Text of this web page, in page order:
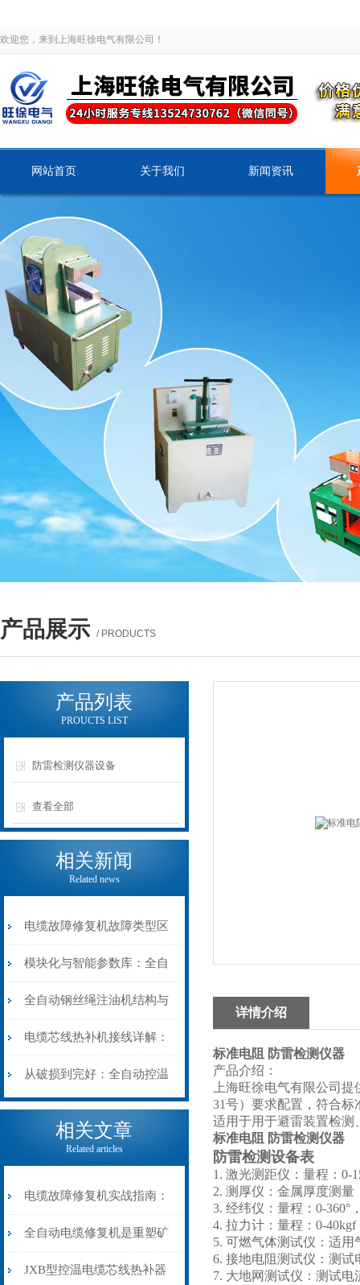
欢迎您，来到上海旺徐电气有限公司！
网站首页 关于我们 新闻资讯
产品展示 / PRODUCTS
产品列表
PROUCTS LIST
防雷检测仪器设备
查看全部
相关新闻
Related news
电缆故障修复机故障类型区
分指南：从“绝缘电
阻”到“波形特征”的精准诊
断逻辑
模块化与智能参数库：全自
动电缆修复机的快速换型逻
辑
全自动钢丝绳注油机结构与
工作原理：揭秘高效润滑的
机械密码
电缆芯线热补机接线详解：
从入门到精通
从破损到完好：全自动控温
电缆热补机的核心价值
相关文章
Related articles
电缆故障修复机实战指南：
从“盲测”到“精确定点”的三
步作业法
全自动电缆修复机是重塑矿
山电力动脉的“智能外科医
JXB型控温电缆芯线热补器
详情介绍
标准电阻 防雷检测仪器
产品介绍：
上海旺徐电气有限公司提
31号）要求配置，符合
适用于用于避雷装置检测
标准电阻 防雷检测仪器
防雷检测设备表
1. 激光测距仪：量程：0-
2. 测厚仪：金属厚度测
3. 经纬仪：量程：0-360°
4. 拉力计：量程：0-40kgf
5. 可燃气体测试仪：适
6. 接地电阻测试仪：测
7. 大地网测试仪：测试